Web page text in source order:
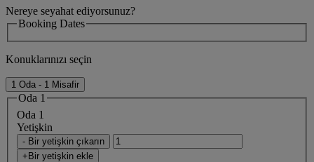
Nereye seyahat ediyorsunuz?
Booking Dates
Konuklarınızı seçin
1 Oda - 1 Misafir
Oda 1
Oda 1
Yetişkin
- Bir yetişkin çıkarın
+Bir yetişkin ekle